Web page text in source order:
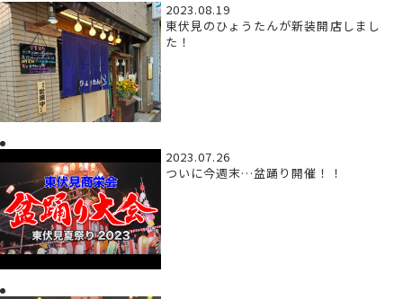
2023.08.19
東伏見のひょうたんが新装開店しまし
た！
2023.07.26
ついに今週末…盆踊り開催！！